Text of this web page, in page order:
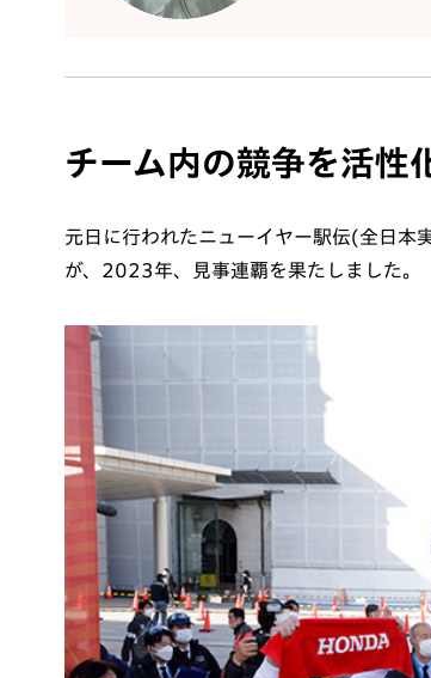
チーム内の競争を活性
元日に行われたニューイヤー駅伝(全日本
が、2023年、見事連覇を果たしました。